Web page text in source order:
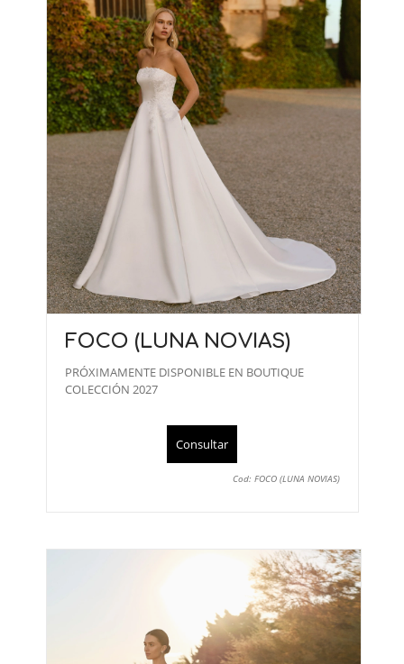
FOCO (LUNA NOVIAS)
PRÓXIMAMENTE DISPONIBLE EN BOUTIQUE
COLECCIÓN 2027
Consultar
Cod: FOCO (LUNA NOVIAS)